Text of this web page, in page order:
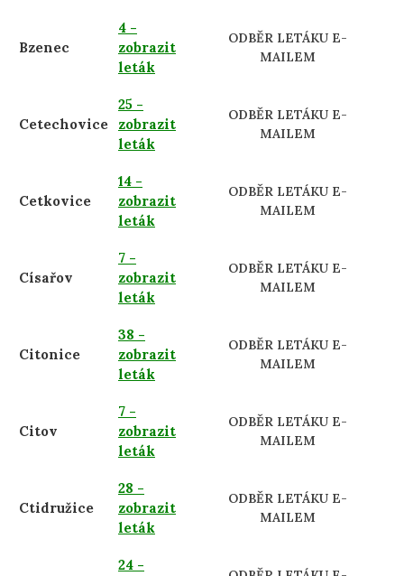
Bzenec
4 -
zobrazit
leták
ODBĚR LETÁKU E-
MAILEM
Cetechovice
25 -
zobrazit
leták
ODBĚR LETÁKU E-
MAILEM
Cetkovice
14 -
zobrazit
leták
ODBĚR LETÁKU E-
MAILEM
Císařov
7 -
zobrazit
leták
ODBĚR LETÁKU E-
MAILEM
Citonice
38 -
zobrazit
leták
ODBĚR LETÁKU E-
MAILEM
Citov
7 -
zobrazit
leták
ODBĚR LETÁKU E-
MAILEM
Ctidružice
28 -
zobrazit
leták
ODBĚR LETÁKU E-
MAILEM
24 -